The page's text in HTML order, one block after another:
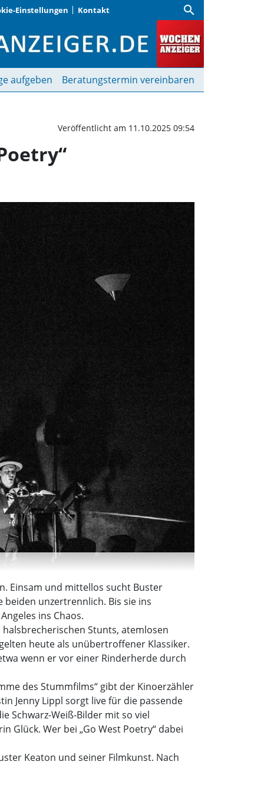
Einstellungen Kontakt search
Turnheim mit „Go
aufgeben Beratungstermin vereinbaren
Veröffentlicht am 11.10.2025 09:54
Einsam und mittellos sucht Buster
beiden unzertrennlich. Bis sie ins
ins Chaos.
halsbrecherischen Stunts, atemlosen
heute als unübertroffener Klassiker.
wenn er vor einer Rinderherde durch
des Stummfilms“ gibt der Kinoerzähler
Jenny Lippl sorgt live für die passende
Schwarz-Weiß-Bilder mit so viel
Glück. Wer bei „Go West Poetry“ dabei
Keaton und seiner Filmkunst. Nach